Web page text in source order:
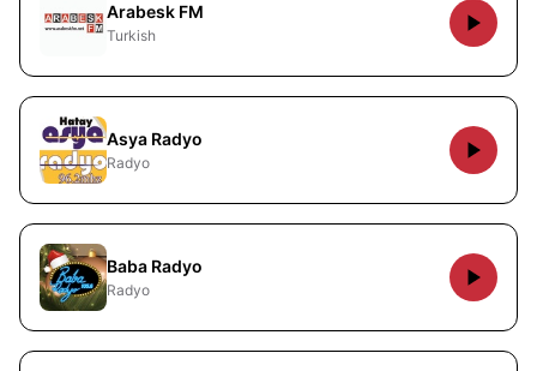
Arabesk FM
Turkish
Asya Radyo
Radyo
Baba Radyo
Radyo